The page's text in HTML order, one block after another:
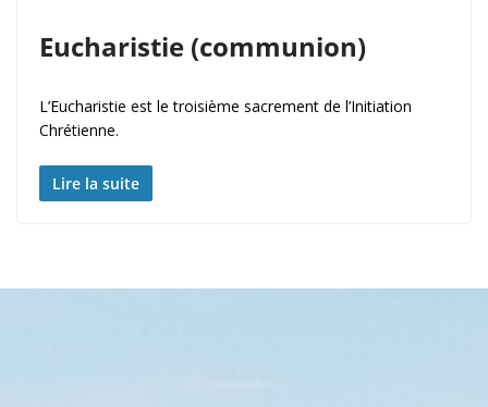
Eucharistie (communion)
L’Eucharistie est le troisième sacrement de l’Initiation
Chrétienne.
Lire la suite